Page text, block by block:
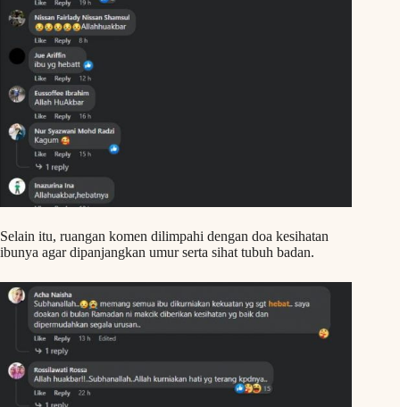
Selain itu, ruangan komen dilimpahi dengan doa kesihatan
ibunya agar dipanjangkan umur serta sihat tubuh badan.